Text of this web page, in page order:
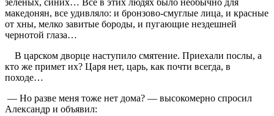
македонян, все удивляло: и бронзово-смуглые лица, и красные
от хны, мелко завитые бороды, и пугающие нездешней
чернотой глаза…
В царском дворце наступило смятение. Приехали послы, а
кто же примет их? Царя нет, царь, как почти всегда, в
походе…
— Но разве меня тоже нет дома? — высокомерно спросил
Александр и объявил: